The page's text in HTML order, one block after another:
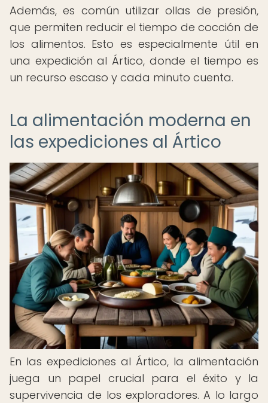
Además, es común utilizar ollas de presión,
que permiten reducir el tiempo de cocción de
los alimentos. Esto es especialmente útil en
una expedición al Ártico, donde el tiempo es
un recurso escaso y cada minuto cuenta.
La alimentación moderna en
las expediciones al Ártico
En las expediciones al Ártico, la alimentación
juega un papel crucial para el éxito y la
supervivencia de los exploradores. A lo largo